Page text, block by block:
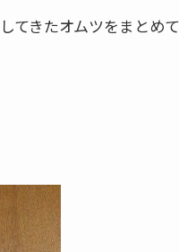
きたオムツをまとめて